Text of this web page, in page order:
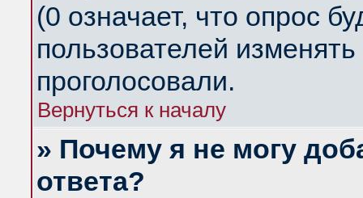
(0 означает, что опрос
пользователей
проголосовали.
Вернуться к началу
» Почему я не могу
ответа?